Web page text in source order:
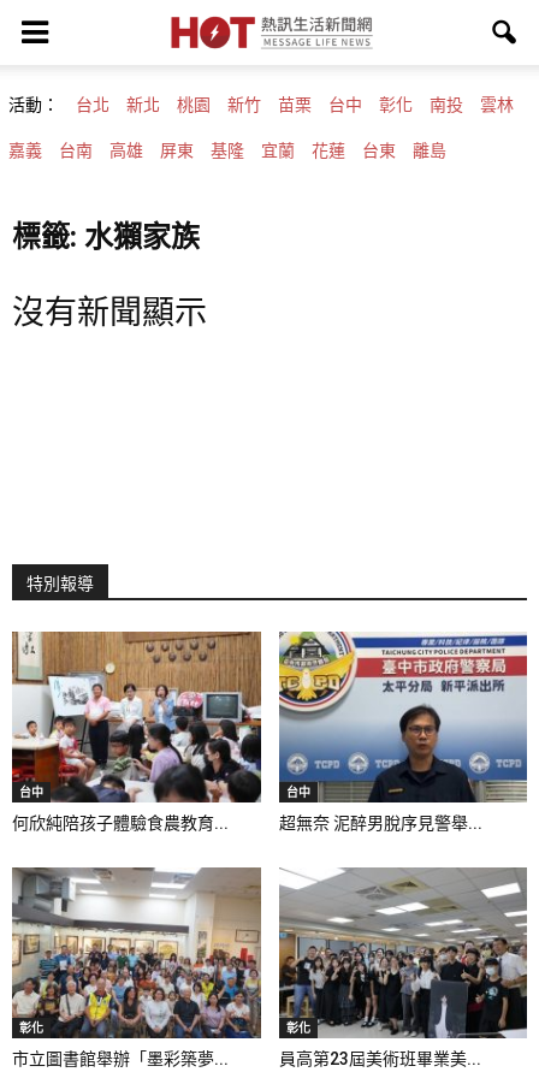
活動： 台北 新北 桃園 新竹 苗栗 台中 彰化 南投 雲林
嘉義 台南 高雄 屏東 基隆 宜蘭 花蓮 台東 離島
標籤: 水獺家族
沒有新聞顯示
特別報導
台中
何欣純陪孩子體驗食農教育...
台中
超無奈 泥醉男脫序見警舉...
彰化
市立圖書館舉辦「墨彩築夢...
彰化
員高第23屆美術班畢業美...